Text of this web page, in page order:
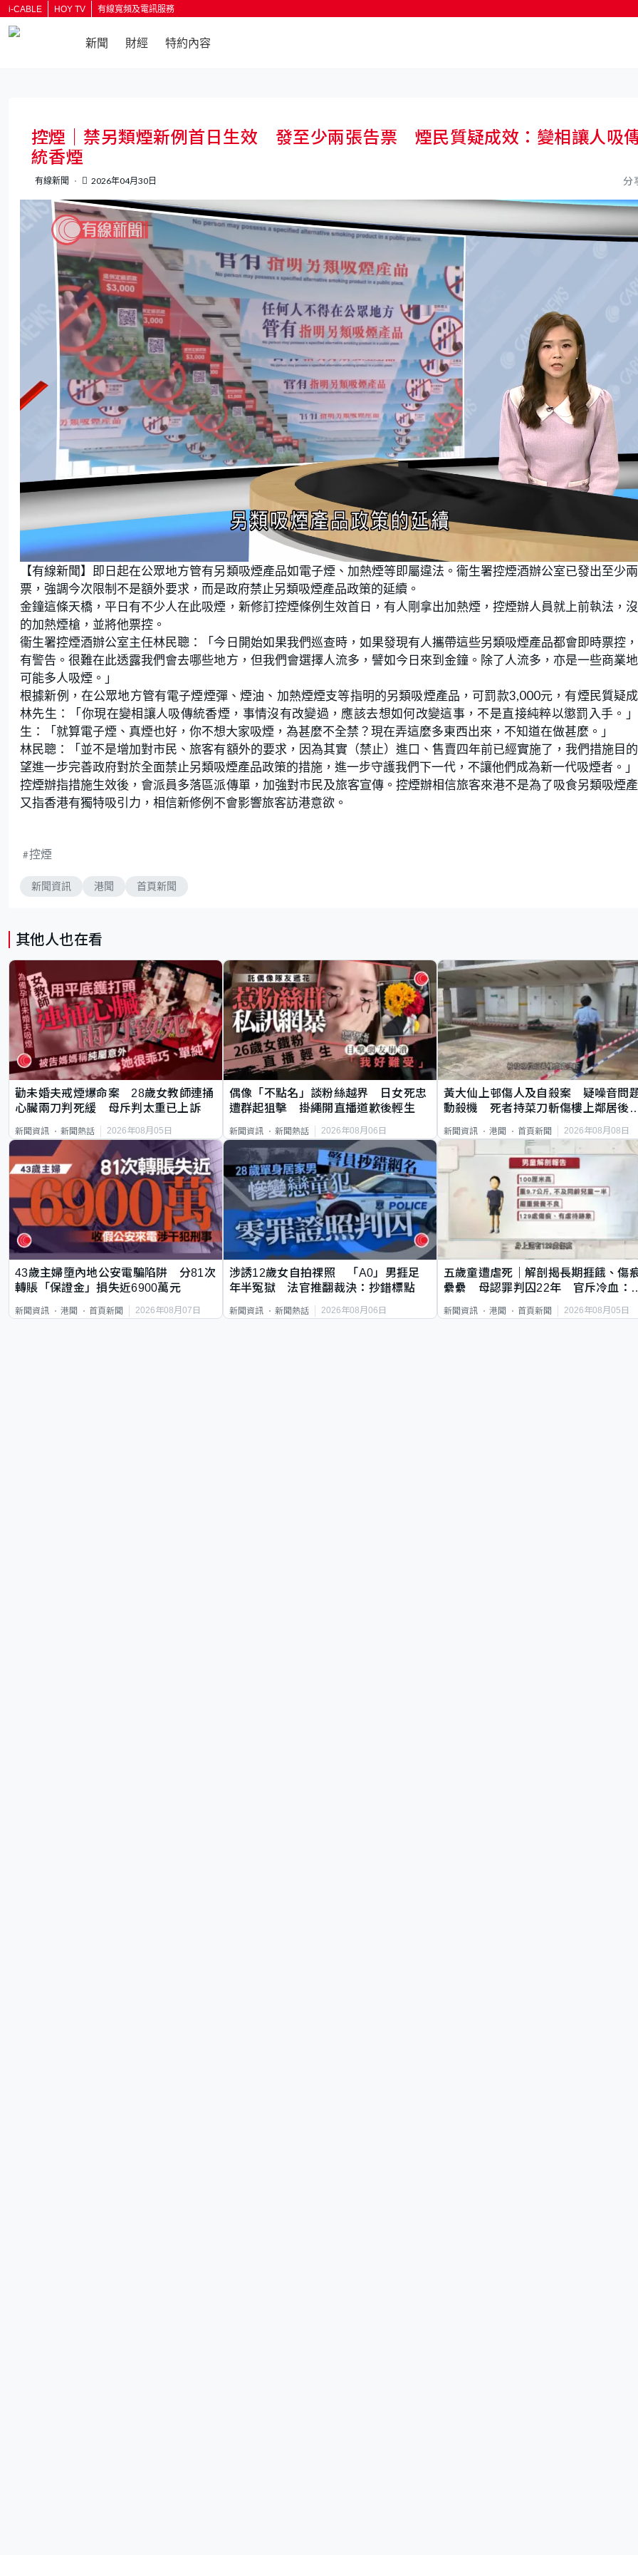
i-CABLE HOY TV 有線寬頻及電訊服務
新聞 財經 特約內容
控煙｜禁另類煙新例首日生效 發至少兩張告票 煙民質疑成效：變相讓人吸
統香煙
有線新聞 2026年04月30日 分
n
m
u
t
e
a
d
d
:
1
8
2
4
%
【有線新聞】即日起在公眾地方管有另類吸煙產品如電子煙、加熱煙等即屬違法。衞生署控煙酒辦公室已發出至少
票，強調今次限制不是額外要求，而是政府禁止另類吸煙產品政策的延續。
金鐘這條天橋，平日有不少人在此吸煙，新修訂控煙條例生效首日，有人剛拿出加熱煙，控煙辦人員就上前執法，
的加熱煙槍，並將他票控。
衞生署控煙酒辦公室主任林民聰：「今日開始如果我們巡查時，如果發現有人攜帶這些另類吸煙產品都會即時票控
有警告。很難在此透露我們會去哪些地方，但我們會選擇人流多，譬如今日來到金鐘。除了人流多，亦是一些商業
可能多人吸煙。」
根據新例，在公眾地方管有電子煙煙彈、煙油、加熱煙煙支等指明的另類吸煙產品，可罰款3,000元，有煙民質疑
林先生：「你現在變相讓人吸傳統香煙，事情沒有改變過，應該去想如何改變這事，不是直接純粹以懲罰入手。
生：「就算電子煙、真煙也好，你不想大家吸煙，為甚麼不全禁？現在弄這麼多東西出來，不知道在做甚麼。」
林民聰：「並不是增加對市民、旅客有額外的要求，因為其實（禁止）進口、售賣四年前已經實施了，我們措施目
望進一步完善政府對於全面禁止另類吸煙產品政策的措施，進一步守護我們下一代，不讓他們成為新一代吸煙者。」
控煙辦指措施生效後，會派員多落區派傳單，加強對市民及旅客宣傳。控煙辦相信旅客來港不是為了吸食另類吸煙
又指香港有獨特吸引力，相信新修例不會影響旅客訪港意欲。
控煙
新聞資訊 港聞 首頁新聞
其他人也在看
勸未婚夫戒煙爆命案 28歲女教師連捅
心臟兩刀判死緩 母斥判太重已上訴
新聞資訊 新聞熱話 2026年08月05日
偶像「不點名」談粉絲越界 日女死忠
遭群起狙擊 掛繩開直播道歉後輕生
新聞資訊 新聞熱話 2026年08月06日
黃大仙上邨傷人及自殺案 疑噪音問
動殺機 死者持菜刀斬傷樓上鄰居後
新聞資訊 港聞 首頁新聞 2026年08月08日
43歲主婦墮內地公安電騙陷阱 分81次
轉賬「保證金」損失近6900萬元
新聞資訊 港聞 首頁新聞 2026年08月07日
涉誘12歲女自拍祼照 「A0」男捱足
年半冤獄 法官推翻裁決：抄錯標點
新聞資訊 新聞熱話 2026年08月06日
五歲童遭虐死｜解剖揭長期捱餓、傷
纍纍 母認罪判囚22年 官斥冷血：
新聞資訊 港聞 首頁新聞 2026年08月05日